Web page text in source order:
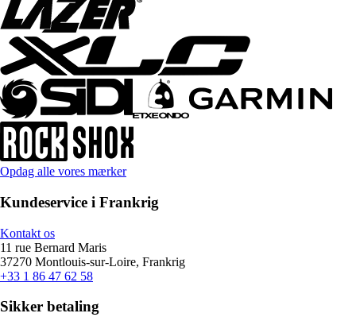
Opdag alle vores mærker
Kundeservice i Frankrig
Kontakt os
11 rue Bernard Maris
37270 Montlouis-sur-Loire, Frankrig
+33 1 86 47 62 58
Sikker betaling